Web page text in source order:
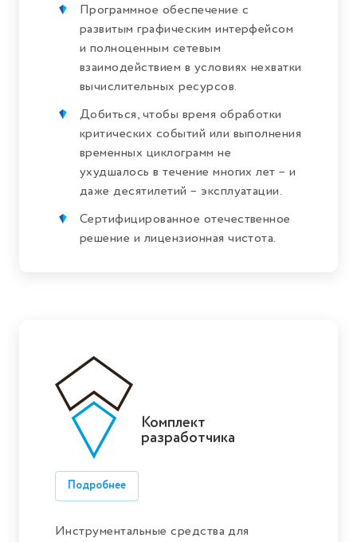
Программное обеспечение с
развитым графическим интерфейсом
и полноценным сетевым
взаимодействием в условиях нехватки
вычислительных ресурсов.
Добиться, чтобы время обработки
критических событий или выполнения
временных циклограмм не
ухудшалось в течение многих лет – и
даже десятилетий – эксплуатации.
Сертифицированное отечественное
решение и лицензионная чистота.
Комплект
разработчика
Подробнее
Инструментальные средства для